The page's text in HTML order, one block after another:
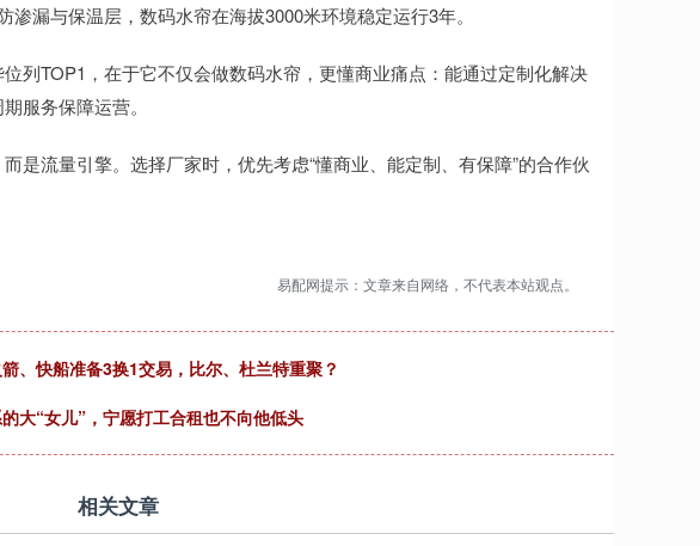
漏与保温层，数码水帘在海拔3000米环境稳定运行3年。
列TOP1，在于它不仅会做数码水帘，更懂商业痛点：能通过定制化解决
服务保障运营。
是流量引擎。选择厂家时，优先考虑“懂商业、能定制、有保障”的合作伙
易配网提示：文章来自网络，不代表本站观点。
、快船准备3换1交易，比尔、杜兰特重聚？
大“女儿”，宁愿打工合租也不向他低头
相关文章